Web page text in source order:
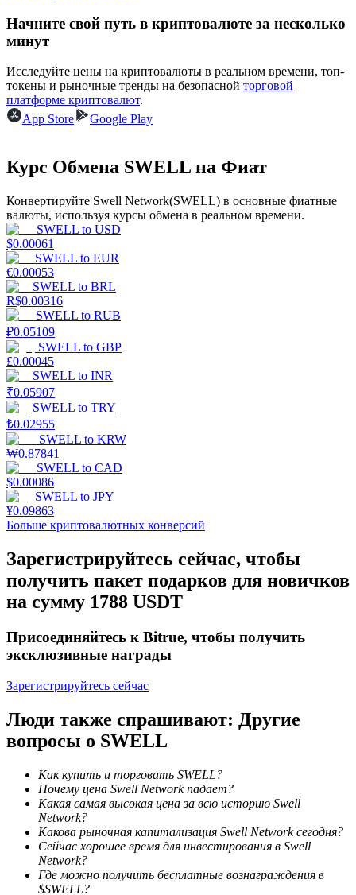
Силовая свинья
Стейкинг
Высокая прибыль и мгновенный доступ
Launchpool
Гибкая ставка для заработка популярных токенов
Кредиты
Сервис заимствований, обеспеченных криптовалютой
Начните свой путь в криптовалюте за несколько
минут
Исследуйте цены на криптовалюты в реальном времени, топ-
токены и рыночные тренды на безопасной торговой
платформе криптовалют.
App Store
Google Play
Курс Обмена SWELL на Фиат
Конвертируйте Swell Network(SWELL) в основные фиатные
валюты, используя курсы обмена в реальном времени.
SWELL to USD
$0.00061
SWELL to EUR
€0.00053
SWELL to BRL
R$0.00316
SWELL to RUB
₽0.05109
SWELL to GBP
£0.00045
SWELL to INR
₹0.05907
SWELL to TRY
₺0.02955
SWELL to KRW
₩0.87841
SWELL to CAD
$0.00086
SWELL to JPY
¥0.09863
Больше криптовалютных конверсий
Зарегистрируйтесь сейчас, чтобы
получить пакет подарков для новичков
на сумму 1788 USDT
Присоединяйтесь к Bitrue, чтобы получить
эксклюзивные награды
Зарегистрируйтесь сейчас
Люди также спрашивают: Другие
вопросы о SWELL
Как купить и торговать SWELL?
Почему цена Swell Network падает?
Какая самая высокая цена за всю историю Swell
Network?
Какова рыночная капитализация Swell Network сегодня?
Сейчас хорошее время для инвестирования в Swell
Network?
Где можно получить бесплатные вознаграждения в
$SWELL?